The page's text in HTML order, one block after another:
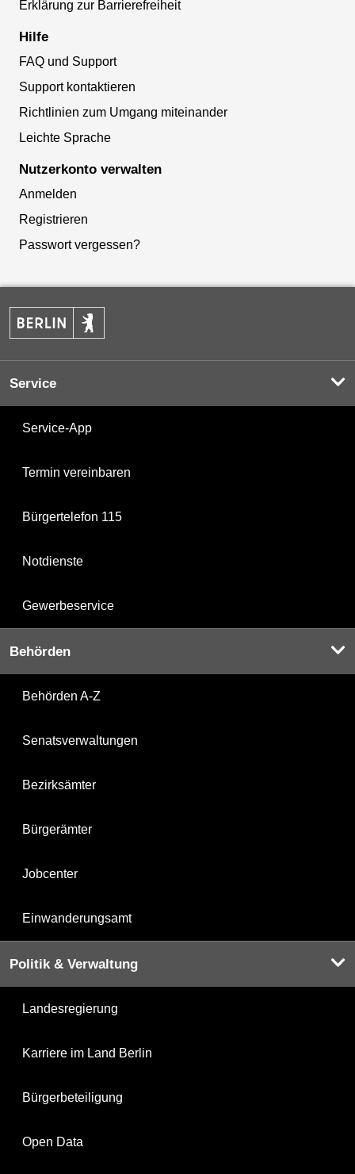
Erklärung zur Barrierefreiheit
Hilfe
FAQ und Support
Support kontaktieren
Richtlinien zum Umgang miteinander
Leichte Sprache
Nutzerkonto verwalten
Anmelden
Registrieren
Passwort vergessen?
Service
Service-App
Termin vereinbaren
Bürgertelefon 115
Notdienste
Gewerbeservice
Behörden
Behörden A-Z
Senatsverwaltungen
Bezirksämter
Bürgerämter
Jobcenter
Einwanderungsamt
Politik & Verwaltung
Landesregierung
Karriere im Land Berlin
Bürgerbeteiligung
Open Data